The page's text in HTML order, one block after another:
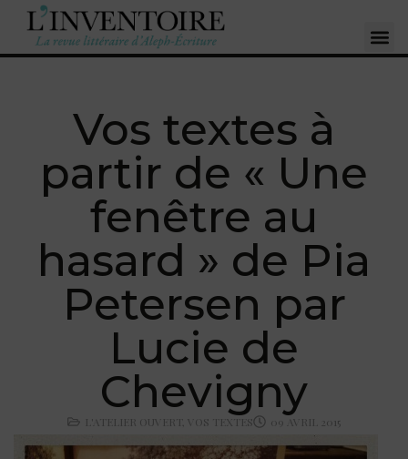
Vos textes à
partir de « Une
fenêtre au
hasard » de Pia
Petersen par
Lucie de
Chevigny
L'ATELIER OUVERT VOS TEXTES 09 AVRIL 2015